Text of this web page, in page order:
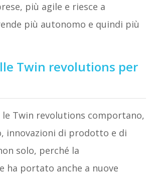
più agile e riesce a
più autonomo e quindi più
Twin revolutions per
le Twin revolutions comportano,
innovazioni di prodotto e di
solo, perché la
ha portato anche a nuove